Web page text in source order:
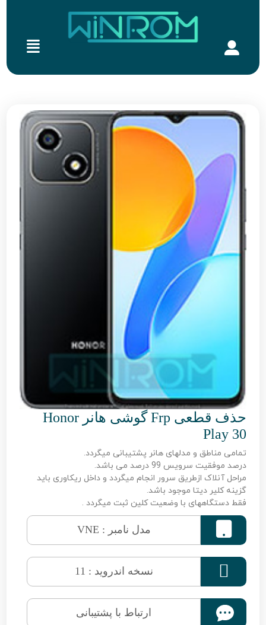
حذف قطعی Frp گوشی هانر Honor
Play 30
تمامی مناطق و مدلهای هانر پشتیبانی میگردد.
درصد موفقیت سرویس 99 درصد می باشد.
مراحل آنلاک ازطریق سرور انجام میگردد و داخل ریکاوری باید
گزینه کلیر دیتا موجود باشد.
فقط دستگاههای با وضعیت کلین ثبت میگردد .
 مدل نامبر : VNE
 نسخه اندروید : 11
ارتباط با پشتیبانی